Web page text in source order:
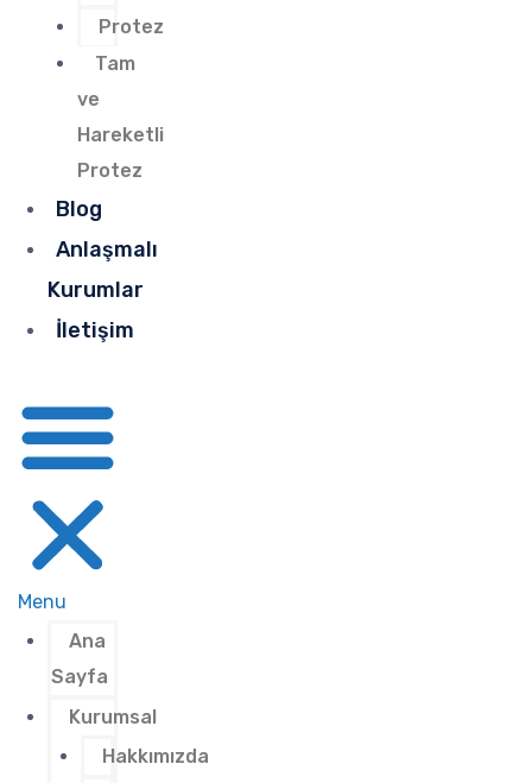
Protez
Tam
ve
Hareketli
Protez
Blog
Anlaşmalı
Kurumlar
İletişim
Menu
Ana
Sayfa
Kurumsal
Hakkımızda